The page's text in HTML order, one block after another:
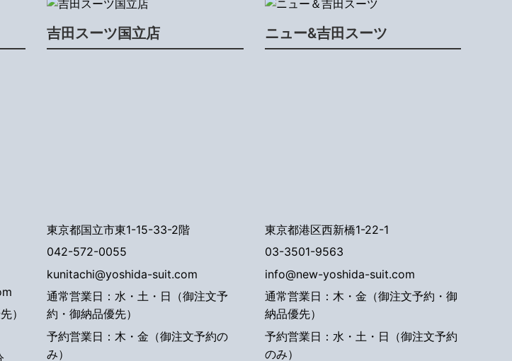
）
吉田スーツ国立店
東京都国立市東1-15-33-2階
042-572-0055
kunitachi@yoshida-suit.com
通常営業日：水・土・日（御注文予
約・御納品優先）
予約営業日：木・金（御注文予約の
み）
ニュー&吉田スーツ
東京都港区西新橋1-22-1
03-3501-9563
info@new-yoshida-suit.com
通常営業日：木・金（御注文予約・御
納品優先）
予約営業日：水・土・日（御注文予約
のみ）